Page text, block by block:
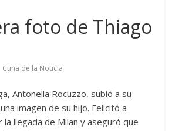
foto de Thiago
Cuna de la Noticia
Antonella Rocuzzo, subió a su
imagen de su hijo. Felicitó a
la llegada de Milan y aseguró que